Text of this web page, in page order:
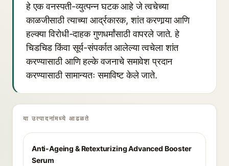
हे एक वनस्पती-व्युत्पन्न घटक आहे जे त्वचेच्या
काळजीसाठी त्याच्या आर्द्रकारक, शांत करणार्‍या आणि
हल्क्या विरोधी-दाहक गुणधर्मांसाठी वापरले जाते. हे
चिडचिड किंवा सूर्य-संपर्कात आलेल्या त्वचेला शांत
करण्यासाठी आणि हल्के वजनाचे समावेश प्रदान
करण्यासाठी सामान्यतः समाविष्ट केले जाते.
या उत्पादनांमध्ये आढळते
Anti-Ageing & Retexturizing Advanced Booster
Serum